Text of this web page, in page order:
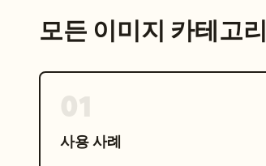
모든 이미지 카테고리
사용 사례